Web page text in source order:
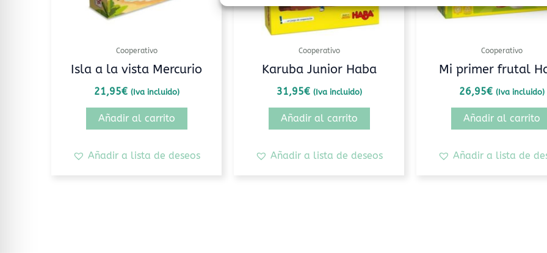
Cooperativo
Isla a la vista Mercurio
21,95€ (Iva incluido)
Añadir al carrito
Añadir a lista de deseos
Cooperativo
Karuba Junior Haba
31,95€ (Iva incluido)
Añadir al carrito
Añadir a lista de deseos
Cooperativo
Mi primer frutal
26,95€ (Iva incluido)
Añadir al carrito
Añadir a lista de